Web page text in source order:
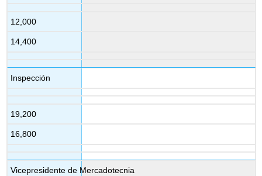
12,000
14,400
Inspección
19,200
16,800
Vicepresidente de Mercadotecnia